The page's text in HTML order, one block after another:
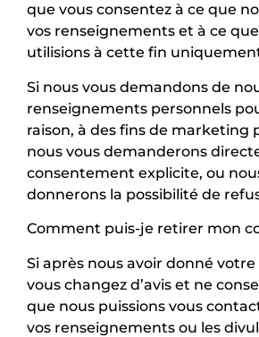
que vous consentez à ce que
vos renseignements et à ce
utilisions à cette fin
Si nous vous demandons de
renseignements personnels
raison, à des fins de marketing
nous vous demanderons
consentement explicite, ou
donnerons la possibilité de
Comment puis-je retirer mon
Si après nous avoir donné
vous changez d’avis et ne
que nous puissions vous
vos renseignements ou les